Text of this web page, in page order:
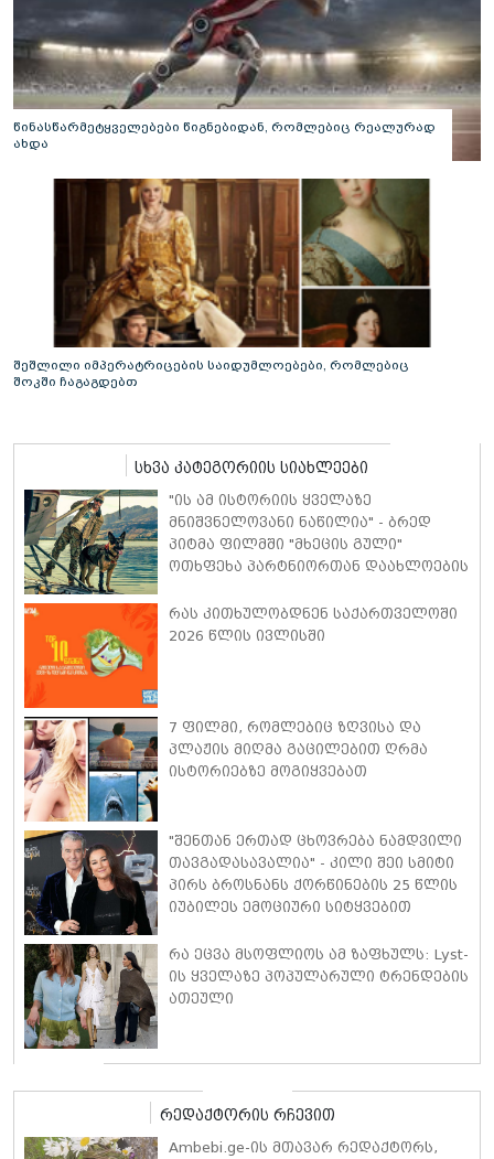
წინასწარმეტყველებები წიგნებიდან, რომლებიც რეალურად
ახდა
შეშლილი იმპერატრიცების საიდუმლოებები, რომლებიც
შოკში ჩაგაგდებთ
სხვა კატეგორიის სიახლეები
"ის ამ ისტორიის ყველაზე
მნიშვნელოვანი ნაწილია" - ბრედ
პიტმა ფილმში "მხეცის გული"
ოთხფეხა პარტნიორთან დაახლოების
ისაუბრა
რას კითხულობდნენ საქართველოში
2026 წლის ივლისში
7 ფილმი, რომლებიც ზღვისა და
პლაჟის მიღმა გაცილებით ღრმა
ისტორიებზე მოგიყვებათ
"შენთან ერთად ცხოვრება ნამდვილი
თავგადასავალია" - კილი შეი სმიტი
პირს ბროსნანს ქორწინების 25 წლის
იუბილეს ემოციური სიტყვებით
რა ეცვა მსოფლიოს ამ ზაფხულს: Lyst-
ის ყველაზე პოპულარული ტრენდების
ათეული
რედაქტორის რჩევით
Ambebi.ge-ის მთავარ რედაქტორს,